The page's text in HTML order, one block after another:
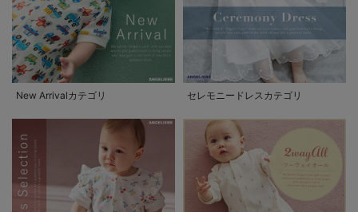
New Arrivalカテゴリ セレモニードレスカテゴリ